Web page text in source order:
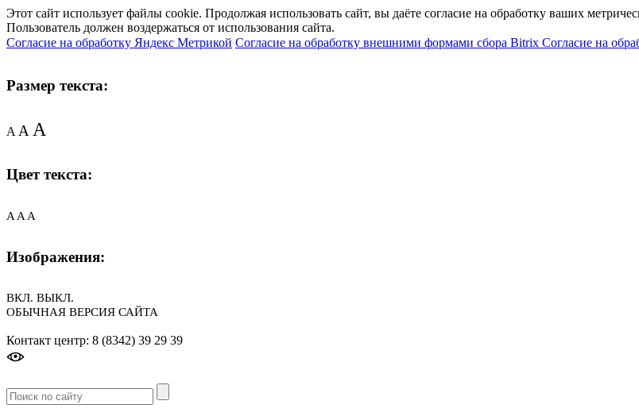
Этот сайт использует файлы cookie. Продолжая использовать сайт, вы даёте согласие на обработку ваших
Пользователь должен воздержаться от использования сайта.
Согласие на обработку Яндекс Метрикой Согласие на обработку внешними формами сбора Bitrix Согласие на
Размер текста:
AAA
Цвет текста:
A A A
Изображения:
ВКЛ. ВЫКЛ.
ОБЫЧНАЯ ВЕРСИЯ САЙТА
Контакт центр: 8 (8342) 39 29 39